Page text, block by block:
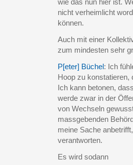
wie das nun hier ist.
nicht verheimlicht
können.
Auch mit einer
zum mindesten sehr
P[eter] Büchel: Ich
Hoop zu
Ich kann betonen,
werde zwar in der
von Wechseln
massgebenden
meine Sache
verantworten.
Es wird sodann